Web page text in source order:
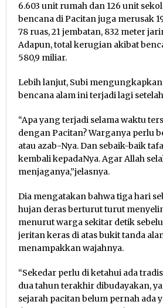
6.603 unit rumah dan 126 unit
bencana di Pacitan juga merusak
78 ruas, 21 jembatan, 832 meter
Adapun, total kerugian akibat
580,9 miliar.
Lebih lanjut, Subi
bencana alam ini terjadi lagi
“Apa yang terjadi selama waktu
dengan Pacitan? Warganya perlu
atau azab-Nya. Dan sebaik-baik
kembali kepadaNya. Agar Allah
menjaganya,”jelasnya.
Dia mengatakan bahwa tiga hari
hujan deras berturut turut
menurut warga sekitar detik
jeritan keras di atas bukit tanda
menampakkan wajahnya.
“Sekedar perlu di ketahui ada
dua tahun terakhir dibudayakan,
sejarah pacitan belum pernah ada